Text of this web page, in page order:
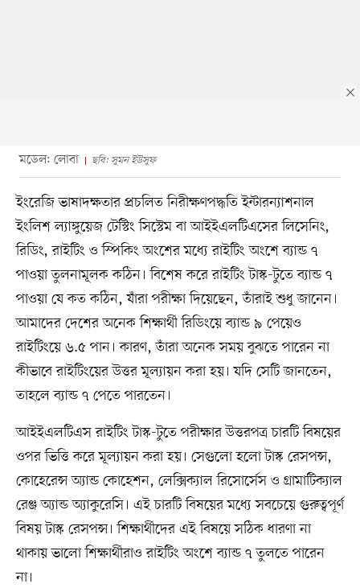
মডেল: লোবা ছবি: সুমন ইউসুফ
ইংরেজি ভাষাদক্ষতার প্রচলিত নিরীক্ষণপদ্ধতি ইন্টারন্যাশনাল
ইংলিশ ল্যাঙ্গুয়েজ টেস্টিং সিস্টেম বা আইইএলটিএসের লিসেনিং,
রিডিং, রাইটিং ও স্পিকিং অংশের মধ্যে রাইটিং অংশে ব্যান্ড ৭
পাওয়া তুলনামূলক কঠিন। বিশেষ করে রাইটিং টাস্ক-টুতে ব্যান্ড ৭
পাওয়া যে কত কঠিন, যাঁরা পরীক্ষা দিয়েছেন, তাঁরাই শুধু জানেন।
আমাদের দেশের অনেক শিক্ষার্থী রিডিংয়ে ব্যান্ড ৯ পেয়েও
রাইটিংয়ে ৬.৫ পান। কারণ, তাঁরা অনেক সময় বুঝতে পারেন না
কীভাবে রাইটিংয়ের উত্তর মূল্যায়ন করা হয়। যদি সেটি জানতেন,
তাহলে ব্যান্ড ৭ পেতে পারতেন।
আইইএলটিএস রাইটিং টাস্ক-টুতে পরীক্ষার উত্তরপত্র চারটি বিষয়ের
ওপর ভিত্তি করে মূল্যায়ন করা হয়। সেগুলো হলো টাস্ক রেসপন্স,
কোহেরেন্স অ্যান্ড কোহেশন, লেক্সিক্যাল রিসোর্সেস ও গ্রামাটিক্যাল
রেঞ্জ অ্যান্ড অ্যাকুরেসি। এই চারটি বিষয়ের মধ্যে সবচেয়ে গুরুত্বপূর্ণ
বিষয় টাস্ক রেসপন্স। শিক্ষার্থীদের এই বিষয়ে সঠিক ধারণা না
থাকায় ভালো শিক্ষার্থীরাও রাইটিং অংশে ব্যান্ড ৭ তুলতে পারেন
না।